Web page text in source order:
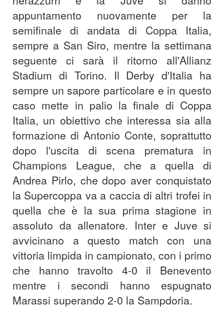
appuntamento nuovamente per la
semifinale di andata di Coppa Italia,
sempre a San Siro, mentre la settimana
seguente ci sarà il ritorno all'Allianz
Stadium di Torino. Il Derby d'Italia ha
sempre un sapore particolare e in questo
caso mette in palio la finale di Coppa
Italia, un obiettivo che interessa sia alla
formazione di Antonio Conte, soprattutto
dopo l'uscita di scena prematura in
Champions League, che a quella di
Andrea Pirlo, che dopo aver conquistato
la Supercoppa va a caccia di altri trofei in
quella che è la sua prima stagione in
assoluto da allenatore. Inter e Juve si
avvicinano a questo match con una
vittoria limpida in campionato, con i primo
che hanno travolto 4-0 il Benevento
mentre i secondi hanno espugnato
Marassi superando 2-0 la Sampdoria.